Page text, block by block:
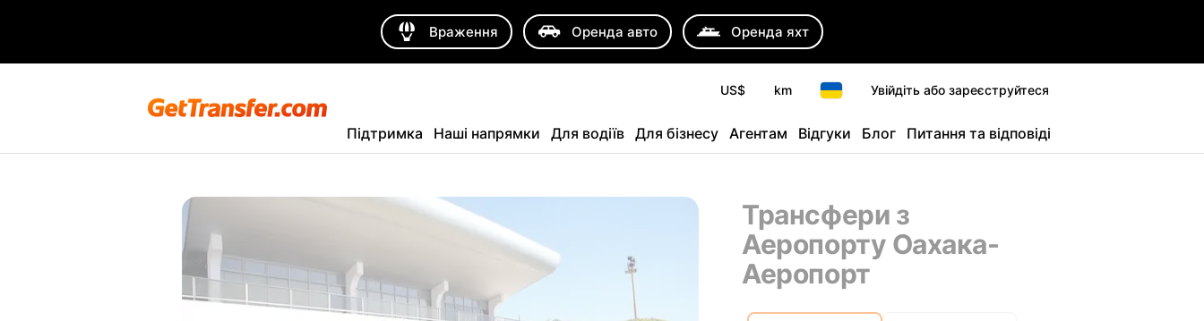
Враження Оренда авто Оренда яхт
US$ km Увійдіть або зареєструйтеся
Підтримка Наші напрямки Для водіїв Для бізнесу Агентам Відгуки Блог Питання та відповіді
Трансфери з
Аеропорту Оахака-
Аеропорт